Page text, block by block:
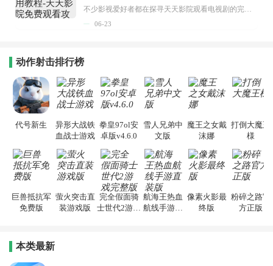
不少影视爱好者都在探寻天天影院观看电视剧的完整方法，结合最新平台使用规则，本篇新手入门攻略全面讲解观看渠道、检索流程、播放设置以及画面模式调整等实用内容。全文适配手机、电脑等主流设备，步骤简洁易懂，无论是初次使用的新手，还是想要优化观影体验的用户，都能参照内容快速上手，熟练掌握平台各项操作技巧，轻松畅享影视内容。...
06-23
动作射击排行榜
代号新生
异形大战铁
血战士游戏
拳皇97ol安
卓版v4.6.0
雪人兄弟中
文版
魔王之女戴
沫娜
打倒大魔王
様
巨兽抵抗军
免费版
萤火突击直
装游戏版
完全假面骑
士世代2游戏
航海王热血
航线手游直
像素火影最
终版
粉碎之路官
方正版
本类最新